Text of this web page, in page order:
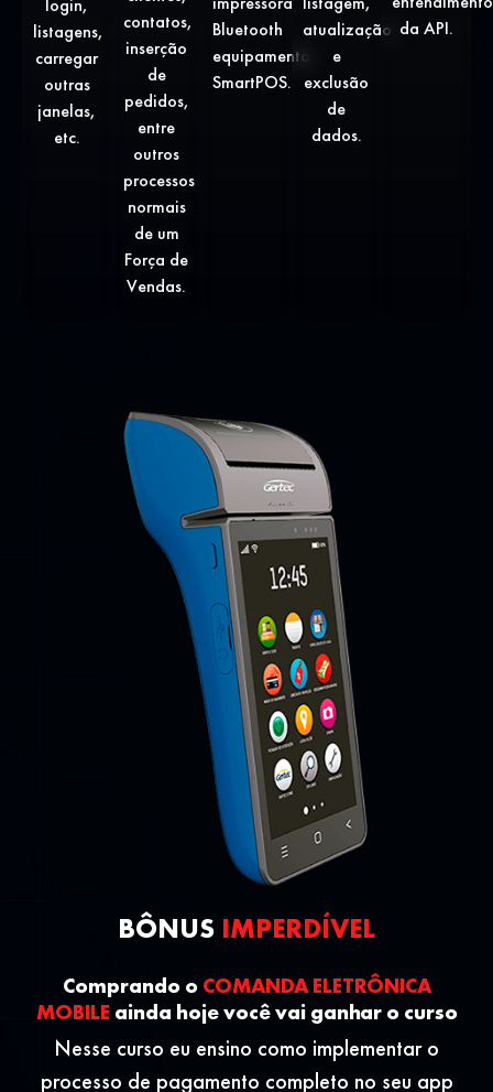
login,
listagens,
carregar
outras
janelas,
etc.
contatos,
inserção
de
pedidos,
entre
outros
processos
normais
de um
Força de
Vendas.
Bluetooth
equipamento
SmartPOS.
atualização
e
exclusão
de
dados.
da API.
BÔNUS IMPERDÍVEL
Comprando o COMANDA ELETRÔNICA
MOBILE ainda hoje você vai ganhar o curso
Nesse curso eu ensino como implementar o
processo de pagamento completo no seu app